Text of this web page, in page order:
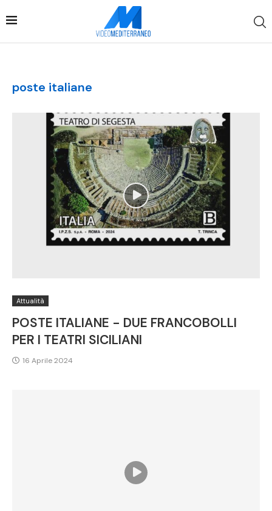
poste italiane
Attualità
POSTE ITALIANE - DUE FRANCOBOLLI
PER I TEATRI SICILIANI
16 Aprile 2024